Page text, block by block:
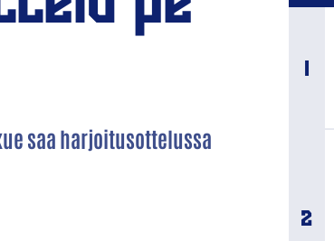
saa harjoitusottelussa